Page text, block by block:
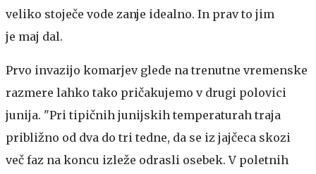
veliko stoječe vode zanje idealno. In prav to jim
je maj dal.
Prvo invazijo komarjev glede na trenutne vremenske
razmere lahko tako pričakujemo v drugi polovici
junija. "Pri tipičnih junijskih temperaturah traja
približno od dva do tri tedne, da se iz jajčeca skozi
več faz na koncu izleže odrasli osebek. V poletnih